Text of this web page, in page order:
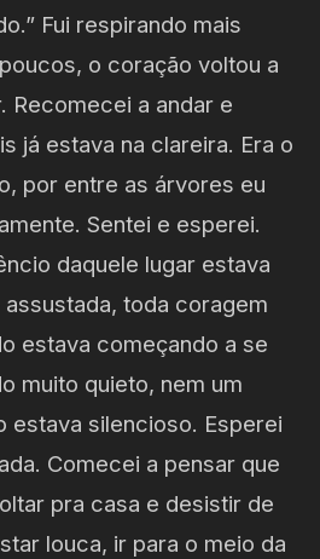
Fui respirando mais
o coração voltou a
Recomecei a andar e
já estava na clareira. Era o
por entre as árvores eu
Sentei e esperei.
daquele lugar estava
toda coragem
estava começando a se
muito quieto, nem um
estava silencioso. Esperei
Comecei a pensar que
pra casa e desistir de
louca, ir para o meio da